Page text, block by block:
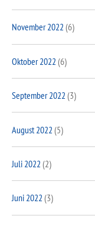
November 2022 (6)
Oktober 2022 (6)
September 2022 (3)
August 2022 (5)
Juli 2022 (2)
Juni 2022 (3)